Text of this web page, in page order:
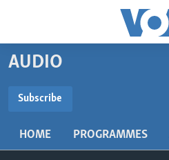
Menu
principal
navigation
principale
MALI KURA
RADIO
AUDIO
Subscribe
HOME PROGRAMMES